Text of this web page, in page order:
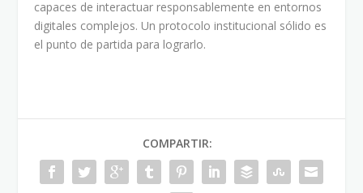
capaces de interactuar responsablemente en entornos
digitales complejos. Un protocolo institucional sólido es
el punto de partida para lograrlo.
COMPARTIR: